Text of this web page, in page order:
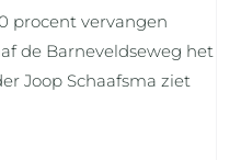
procent vervangen
de Barneveldseweg het
Joop Schaafsma ziet